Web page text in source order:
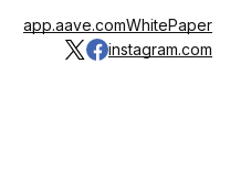
app.aave.comWhitePaper
instagram.com